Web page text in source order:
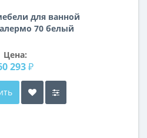
для ванной
70 белый
Цена:
293 ₽